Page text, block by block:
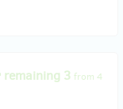
remaining 3 from 4